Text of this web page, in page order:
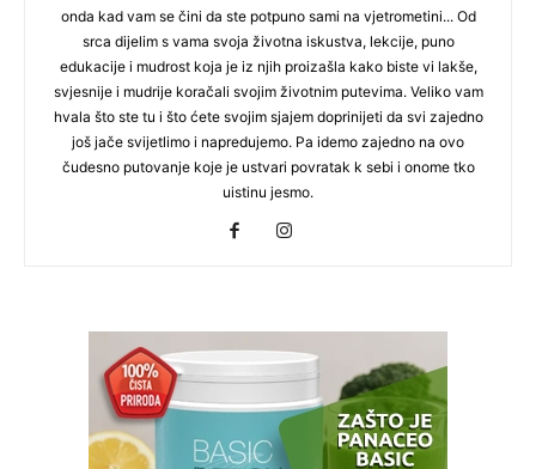
onda kad vam se čini da ste potpuno sami na vjetrometini... Od
srca dijelim s vama svoja životna iskustva, lekcije, puno
edukacije i mudrost koja je iz njih proizašla kako biste vi lakše,
svjesnije i mudrije koračali svojim životnim putevima. Veliko vam
hvala što ste tu i što ćete svojim sjajem doprinijeti da svi zajedno
još jače svijetlimo i napredujemo. Pa idemo zajedno na ovo
čudesno putovanje koje je ustvari povratak k sebi i onome tko
uistinu jesmo.